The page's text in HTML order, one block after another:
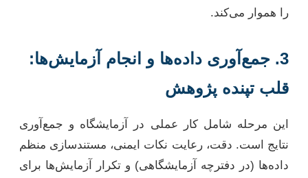
را هموار می‌کند.
3. جمع‌آوری داده‌ها و انجام آزمایش‌ها:
قلب تپنده پژوهش
این مرحله شامل کار عملی در آزمایشگاه و جمع‌آوری
نتایج است. دقت، رعایت نکات ایمنی، مستندسازی منظم
داده‌ها (در دفترچه آزمایشگاهی) و تکرار آزمایش‌ها برای